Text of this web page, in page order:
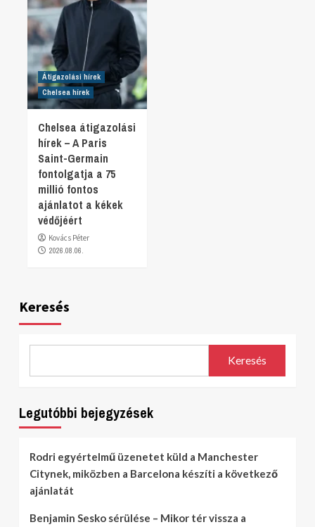
Átigazolási hírek
Chelsea hírek
Chelsea átigazolási
hírek – A Paris
Saint-Germain
fontolgatja a 75
millió fontos
ajánlatot a kékek
védőjéért
Kovács Péter
2026.08.06.
Keresés
Keresés
Legutóbbi bejegyzések
Rodri egyértelmű üzenetet küld a Manchester
Citynek, miközben a Barcelona készíti a következő
ajánlatát
Benjamin Sesko sérülése – Mikor tér vissza a